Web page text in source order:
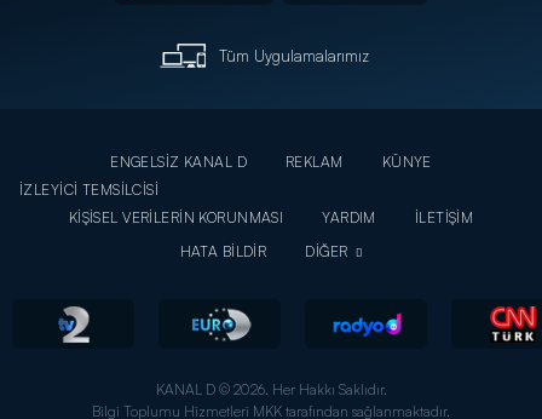
Tüm Uygulamalarımız
ENGELSİZ KANAL D REKLAM
KÜNYE
İZLEYİCİ TEMSİLCİSİ
KİŞİSEL VERİLERİN KORUNMASI
YARDIM
İLETİŞİM
HATA BİLDİR
DİĞER
KANAL D © 2026. Her Hakkı Saklıdır.
Bilgi Toplumu Hizmetleri MKK tarafından sağlanmaktadır.